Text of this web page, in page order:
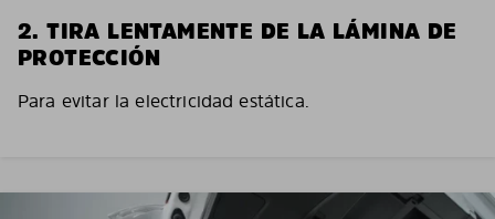
2. TIRA LENTAMENTE DE LA LÁMINA DE
PROTECCIÓN
Para evitar la electricidad estática.